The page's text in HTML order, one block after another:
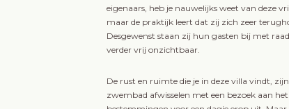
eigenaars, heb je nauwelijks weet van deze
maar de praktijk leert dat zij zich zeer
Desgewenst staan zij hun gasten bij met
verder vrij onzichtbaar.
De rust en ruimte die je in deze villa vindt,
zwembad afwisselen met een bezoek aan